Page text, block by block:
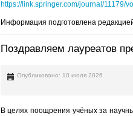
https://link.springer.com/journal/11179/
Информация подготовлена
Поздравляем лауреатов
Опубликовано: 10 июля 2026
В целях поощрения учёных за